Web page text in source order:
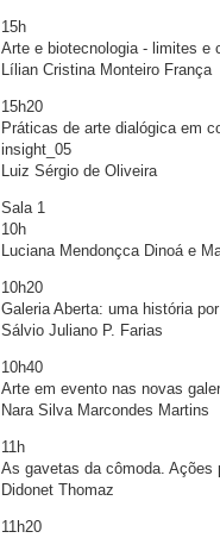
15h
Arte e biotecnologia - limites e
Lílian Cristina Monteiro França
15h20
Práticas de arte dialógica em
insight_05
Luiz Sérgio de Oliveira
Sala 1
10h
Luciana Mendonçca Dinoá e
10h20
Galeria Aberta: uma história
Sálvio Juliano P. Farias
10h40
Arte em evento nas novas
Nara Silva Marcondes Martins
11h
As gavetas da cômoda. Ações
Didonet Thomaz
11h20